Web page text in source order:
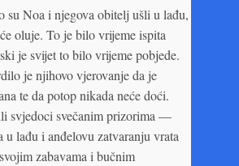
su Noa i njegova obitelj ušli u lađu,
oluje. To je bilo vrijeme ispita
je svijet to bilo vrijeme pobjede.
je njihovo vjerovanje da je
te da potop nikada neće doći.
svjedoci svečanim prizorima —
lađu i anđelovu zatvaranju vrata
zabavama i bučnim